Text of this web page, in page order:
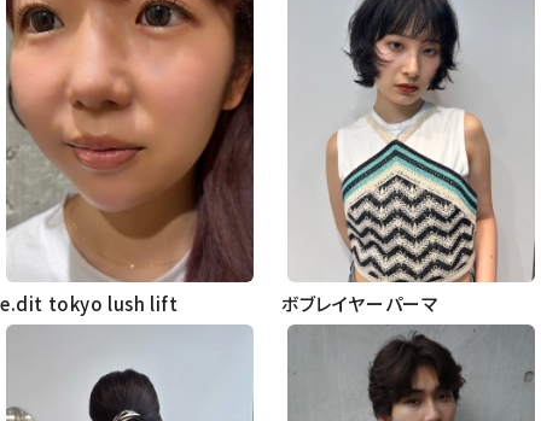
e.dit tokyo lush lift ボブレイヤーパーマ